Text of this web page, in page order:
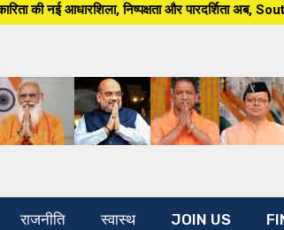
निष्पक्षता और पारदर्शिता अब, South Asia
राजनीति स्वास्थ JOIN US